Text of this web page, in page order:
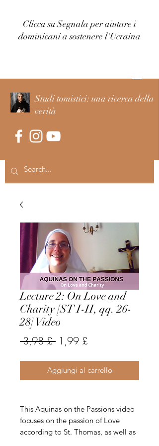
Clicca su Segnala per aiutare i
dominicani a sostenere l'Ucraina
Studi tomistici: una ricerca della
verità
Lecture 2: On Love and
Charity [ST I-II, qq. 26-
28] Video
3,98 £ Prezzo
1,99 £
Aggiungi al carrello
This Aquinas on the Passions video
focuses on the passion of Love
according to St. Thomas, as well as